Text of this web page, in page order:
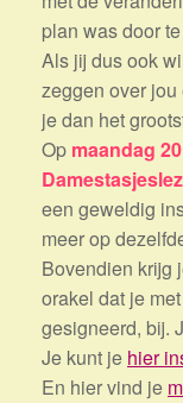
plan was door
Als jij dus ook
zeggen over
je dan het
Op maandag
een geweldig
meer op
Bovendien krijg
orakel dat je
gesigneerd, bij.
Je kunt je hier
En hier vind je